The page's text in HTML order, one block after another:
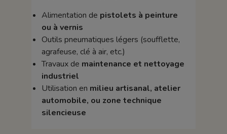
Alimentation de pistolets à peinture
ou à vernis
Outils pneumatiques légers (soufflette,
agrafeuse, clé à air, etc.)
Travaux de maintenance et nettoyage
industriel
Utilisation en milieu artisanal, atelier
automobile, ou zone technique
silencieuse